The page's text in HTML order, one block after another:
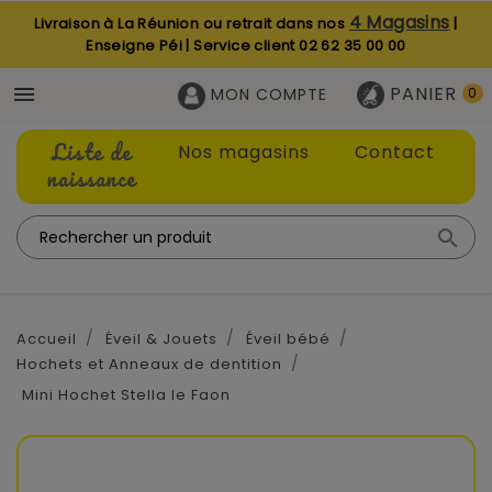
Livraison à La Réunion ou retrait dans nos 4 Magasins |
Enseigne Péi | Service client02 62 35 00 00
 PANIER 0
MON COMPTE
Liste de
naissance
Nos magasins Contact

Accueil Éveil & Jouets
Éveil bébé
Hochets et Anneaux de dentition
Mini Hochet Stella le Faon